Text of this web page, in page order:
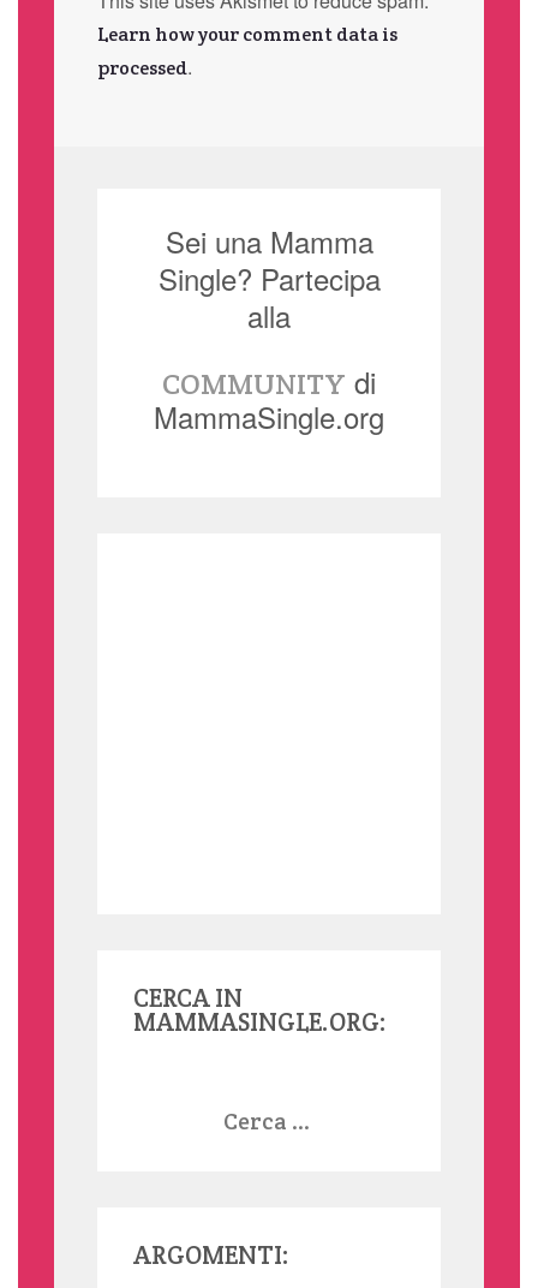
Learn how your comment data is
processed.
Sei una Mamma
Single? Partecipa
alla
COMMUNITY di
MammaSingle.org
CERCA IN
MAMMASINGLE.ORG:
ARGOMENTI: